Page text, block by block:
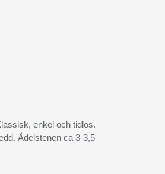
enkel och tidlös.
Ädelstenen ca 3-3,5